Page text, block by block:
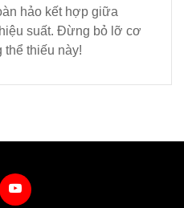
hảo kết hợp giữa
suất. Đừng bỏ lỡ cơ
thể thiếu này!